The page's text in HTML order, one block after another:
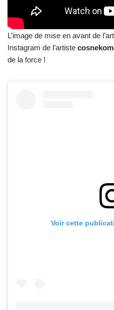
L’image de mise en avant de
Instagram de l’artiste
de la force !
Voir cette